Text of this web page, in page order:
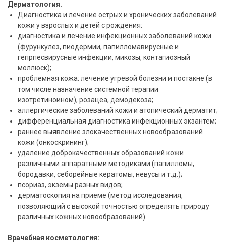
Дерматология.
Диагностика и лечение острых и хронических заболеваний
кожи у взрослых и детей с рождения:
диагностика и лечение инфекционных заболеваний кожи
(фурункулез, пиодермии, папилломавирусные и
гепрпесвирусные инфекции, микозы, контагиозный
моллюск);
проблемная кожа: лечение угревой болезни и постакне (в
том числе назначение системной терапии
изотретиноином), розацеа, демодекоза;
аллергические заболеваний кожи и атопический дерматит;
дифференциальная диагностика инфекционных экзантем;
раннее выявление злокачественных новообразований
кожи (онкоскрининг);
удаление доброкачественных образований кожи
различными аппаратными методиками (папилломы,
бородавки, себорейные кератомы, невусы и т.д.);
псориаз, экземы разных видов;
дерматоскопия на приеме (метод исследования,
позволяющий с высокой точностью определять природу
различных кожных новообразований).
Врачебная косметология: